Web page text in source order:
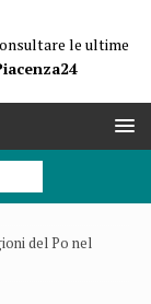
le ultime
del Po nel